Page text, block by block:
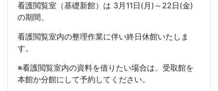
看護閲覧室（基礎新館）は 3月11日(月)～22日(金)
の期間、
看護閲覧室内の整理作業に伴い終日休館いたしま
す。
※看護閲覧室内の資料を借りたい場合は、受取館を
本館か分館にして予約してください。